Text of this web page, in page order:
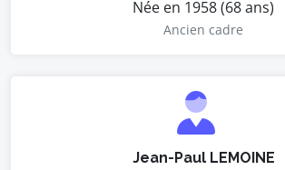
Née en 1958 (68 ans)
Ancien cadre
Jean-Paul LEMOINE